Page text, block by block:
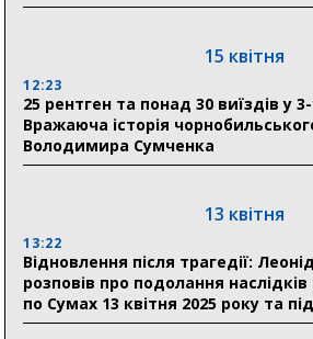
18:11
отримали 12 потужних станцій для
29 липня
18:13
Лікарня Святого Пантелеймона
28 липня
19:07
Соціальні виплати без затримок:
Сумщини профінансував 2,5 млрд
15 квітня
12:23
25 рентген та понад 30 виїздів у
Вражаюча історія
Володимира Сумченка
13 квітня
13:22
Відновлення після трагедії:
розповів про подолання
по Сумах 13 квітня 2025 року та